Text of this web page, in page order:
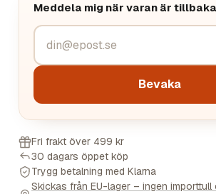
Meddela mig när varan är
Bevaka
Fri frakt över 499 kr
30 dagars öppet köp
Trygg betalning med Klarna
Skickas från EU-lager – ingen importtull